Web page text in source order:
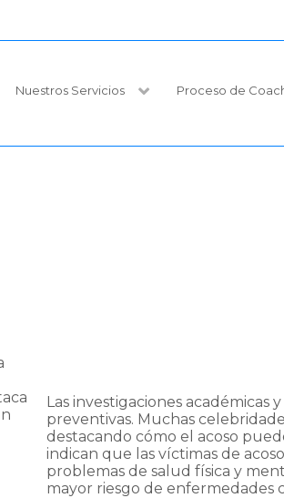
Nuestros Servicios Proceso de
Las investigaciones académicas
preventivas. Muchas
destacando cómo el acoso
indican que las víctimas de
problemas de salud física y
mayor riesgo de enfermedades